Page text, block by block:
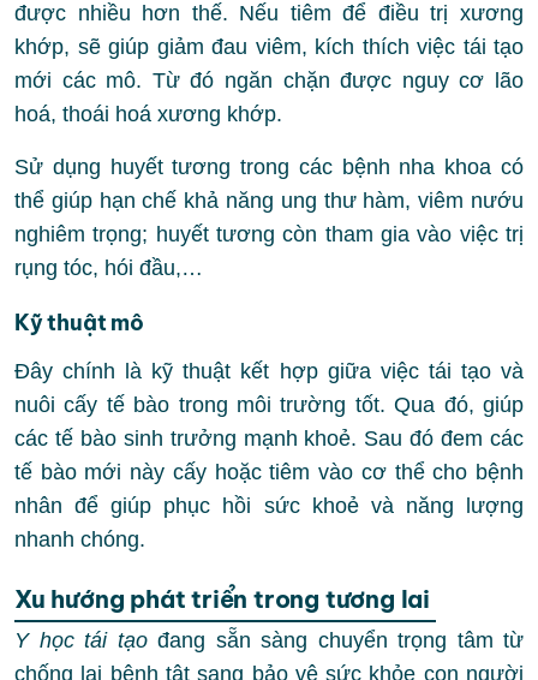
được nhiều hơn thế. Nếu tiêm để điều trị xương
khớp, sẽ giúp giảm đau viêm, kích thích việc tái tạo
mới các mô. Từ đó ngăn chặn được nguy cơ lão
hoá, thoái hoá xương khớp.
Sử dụng huyết tương trong các bệnh nha khoa có
thể giúp hạn chế khả năng ung thư hàm, viêm nướu
nghiêm trọng; huyết tương còn tham gia vào việc trị
rụng tóc, hói đầu,…
Kỹ thuật mô
Đây chính là kỹ thuật kết hợp giữa việc tái tạo và
nuôi cấy tế bào trong môi trường tốt. Qua đó, giúp
các tế bào sinh trưởng mạnh khoẻ. Sau đó đem các
tế bào mới này cấy hoặc tiêm vào cơ thể cho bệnh
nhân để giúp phục hồi sức khoẻ và năng lượng
nhanh chóng.
Xu hướng phát triển trong tương lai
Y học tái tạođang sẵn sàng chuyển trọng tâm từ
chống lại bệnh tật sang bảo vệ sức khỏe con người